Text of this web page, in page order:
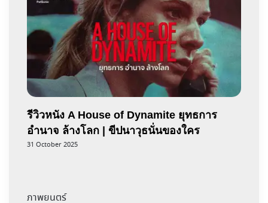
รีวิวหนัง A House of Dynamite ยุทธการ
อำนาจ ล้างโลก | ขีปนาวุธนั่นของใคร
31 October 2025
ภาพยนตร์